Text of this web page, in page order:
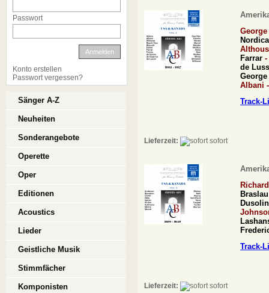
Nordica
Farrar -
de
George
Albani
Track-
Lieferzeit: sofort
Braslau
Track-
Lieferzeit: sofort
Passwort
Anmelden
Konto erstellen
Passwort vergessen?
Sänger A-Z
Neuheiten
Sonderangebote
Operette
Oper
Editionen
Acoustics
Lieder
Geistliche Musik
Stimmfächer
Komponisten